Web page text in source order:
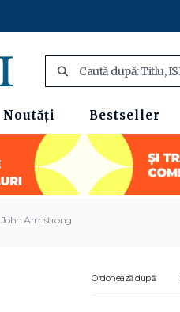
Noutăți Bestseller
John Armstrong
Ordonează după: